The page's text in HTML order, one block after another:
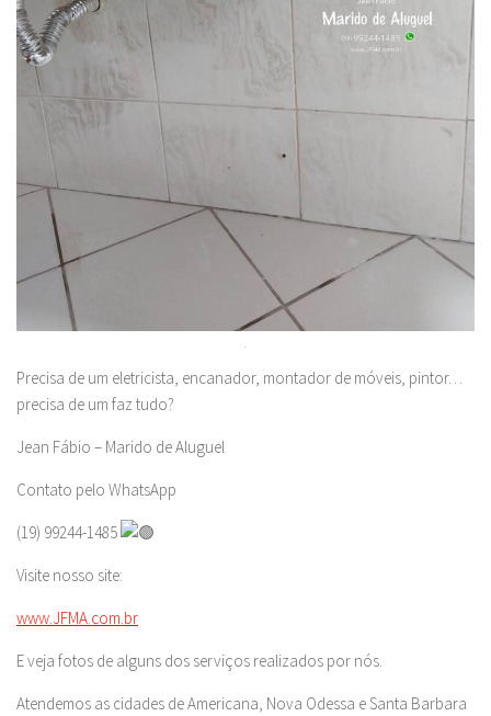
.
Precisa de um eletricista, encanador, montador de móveis, pintor…
precisa de um faz tudo?
Jean Fábio – Marido de Aluguel
Contato pelo WhatsApp
(19) 99244-1485
Visite nosso site:
www.JFMA.com.br
E veja fotos de alguns dos serviços realizados por nós.
Atendemos as cidades de Americana, Nova Odessa e Santa Barbara